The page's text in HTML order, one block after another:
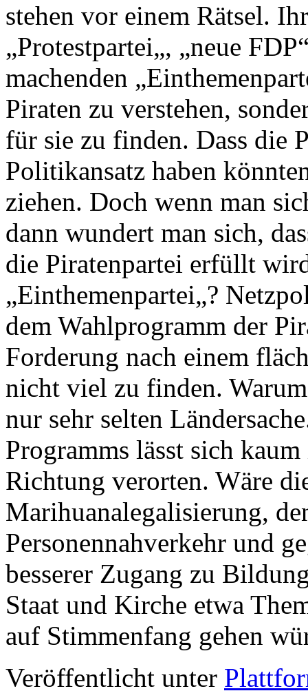
stehen vor einem Rätsel.
„Protestpartei„, „neue
machenden
Piraten zu verstehen,
für sie zu finden. Dass die
Politikansatz haben
ziehen. Doch wenn man
dann wundert man sich,
die Piratenpartei erfüllt
„Einthemenpartei„?
dem Wahlprogramm der
Forderung nach einem
nicht viel zu finden.
nur sehr selten
Programms lässt sich
Richtung verorten. Wäre
Marihuanalegalisierung,
Personennahverkehr und
besserer Zugang zu
Staat und Kirche etwa
auf Stimmenfang gehen
Veröffentlicht unter